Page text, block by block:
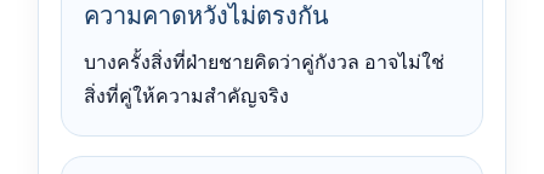
ความคาดหวังไม่ตรงกัน
บางครั้งสิ่งที่ฝ่ายชายคิดว่าคู่กังวล อาจไม่ใช่
สิ่งที่คู่ให้ความสำคัญจริง